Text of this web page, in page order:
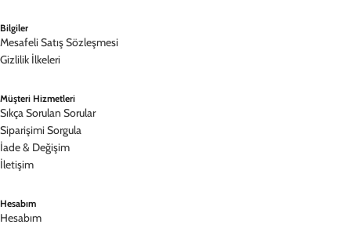
Bilgiler
Mesafeli Satış Sözleşmesi
Gizlilik İlkeleri
Müşteri Hizmetleri
Sıkça Sorulan Sorular
Siparişimi Sorgula
İade & Değişim
İletişim
Hesabım
Hesabım